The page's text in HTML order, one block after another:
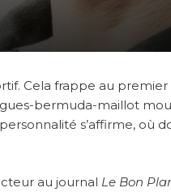
Cela frappe au
bermuda-maillot
s’affirme, où
au journal Le Bon